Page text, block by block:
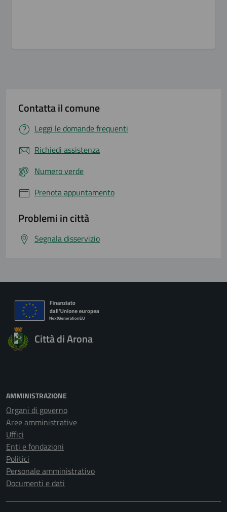
Contatta il comune
Leggi le domande frequenti
Richiedi assistenza
Numero verde
Prenota appuntamento
Problemi in città
Segnala disservizio
Città di Arona
AMMINISTRAZIONE
Organi di governo
Aree amministrative
Uffici
Enti e fondazioni
Politici
Personale amministrativo
Documenti e dati